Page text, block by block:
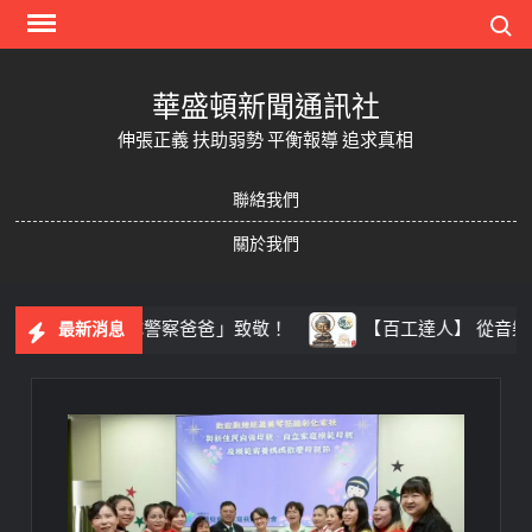
Skip
華盛頓新聞通訊社
伸張正義 扶助弱勢 平衡報導 追求真相
聯絡我們
關於我們
最新消息
少年隊警察爸爸」致敬！ 【百工達人】 從音樂教育